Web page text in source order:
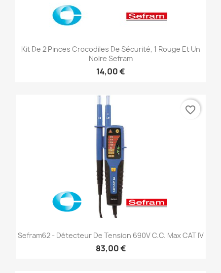
Kit De 2 Pinces Crocodiles De Sécurité, 1 Rouge Et Un
Noire Sefram
14,00 €
Sefram62 - Détecteur De Tension 690V C.c. Max CAT IV
83,00 €
favorite_border